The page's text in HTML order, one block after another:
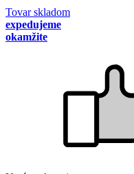
Tovar skladom
expedujeme
okamžite